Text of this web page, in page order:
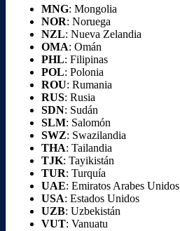
MNG: Mongolia
NOR: Noruega
NZL: Nueva Zelandia
OMA: Omán
PHL: Filipinas
POL: Polonia
ROU: Rumania
RUS: Rusia
SDN: Sudán
SLM: Salomón
SWZ: Swazilandia
THA: Tailandia
TJK: Tayikistán
TUR: Turquía
UAE: Emiratos Arabes Unidos
USA: Estados Unidos
UZB: Uzbekistán
VUT: Vanuatu